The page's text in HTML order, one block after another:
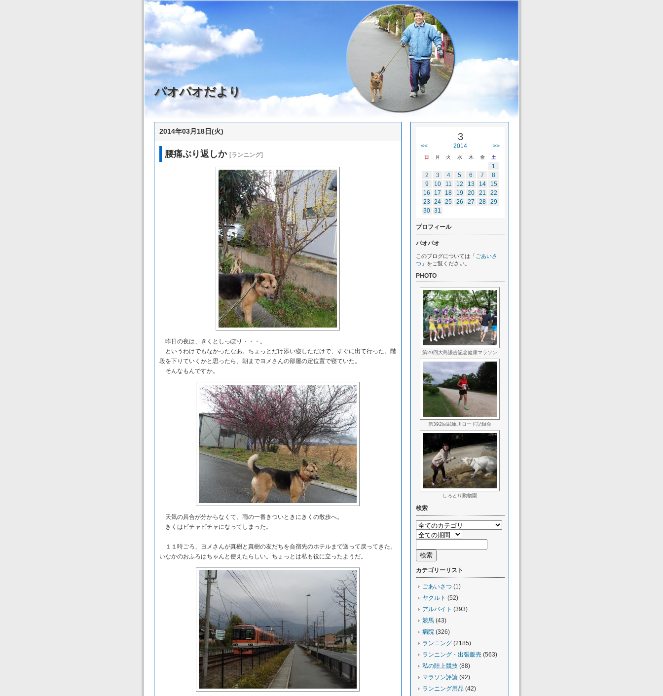
パオパオだより
2014年03月18日(火)
腰痛ぶり返しか [ランニング]
昨日の夜は、きくとしっぽり・・・。
というわけでもなかったなあ。ちょっとだけ添い寝しただけで、すぐに出て行った。階
段を下りていくかと思ったら、朝までヨメさんの部屋の定位置で寝ていた。
そんなもんですか。
天気の具合が分からなくて、雨の一番きついときにきくの散歩へ。
きくはビチャビチャになってしまった。
１１時ごろ、ヨメさんが真樹と真樹の友だちを合宿先のホテルまで送って戻ってきた。
いなかのおふろはちゃんと使えたらしい。ちょっとは私も役に立ったようだ。
3
<< 2014 >>
日 月 火 水 木 金 土
1
2
3 4 5 6 7
8
9
10 11 12 13 14
15
16
17 18 19 20 21
22
23
24 25 26 27 28
29
30 31
プロフィール
パオパオ
このブログについては「 ごあいさ
つ 」をご覧ください。
PHOTO
第29回大島謙吉記念健康マラソン
第392回武庫川ロード記録会
しろとり動物園
検索
カテゴリーリスト
ごあいさつ (1)
ヤクルト (52)
アルバイト (393)
競馬 (43)
病院 (326)
ランニング (2185)
ランニング・出張販売 (563)
私の陸上競技 (88)
マラソン評論 (92)
ランニング用品 (42)